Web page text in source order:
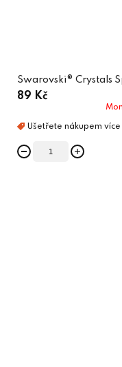
Swarovski® Crystals
89 Kč